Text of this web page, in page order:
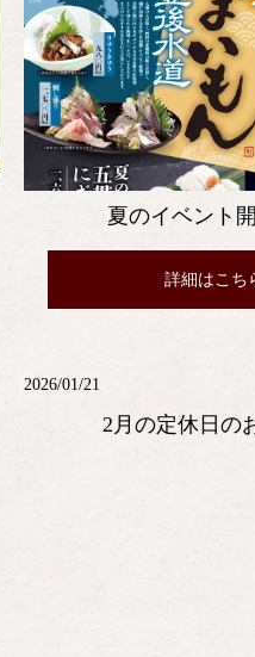
夏のイベント
詳細はこち
2026/01/21
2月の定休日の